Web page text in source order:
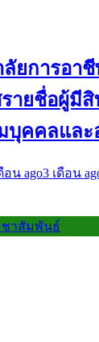
ลัยการอา
รายชื่อผู้มี
บุคคลและ
อน ago3 เดือน
ชาสัมพันธ์